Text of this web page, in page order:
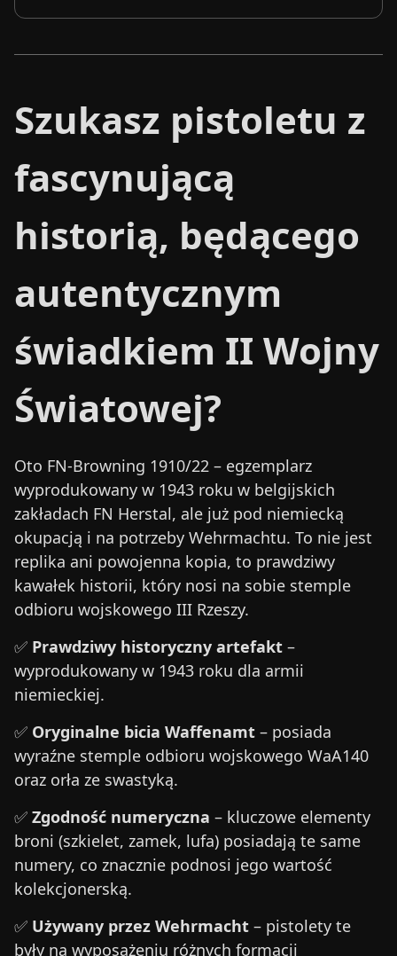
Szukasz pistoletu z
fascynującą
historią, będącego
autentycznym
świadkiem II Wojny
Światowej?
Oto FN-Browning 1910/22 – egzemplarz
wyprodukowany w 1943 roku w belgijskich
zakładach FN Herstal, ale już pod niemiecką
okupacją i na potrzeby Wehrmachtu. To nie jest
replika ani powojenna kopia, to prawdziwy
kawałek historii, który nosi na sobie stemple
odbioru wojskowego III Rzeszy.
✅ Prawdziwy historyczny artefakt –
wyprodukowany w 1943 roku dla armii
niemieckiej.
✅ Oryginalne bicia Waffenamt – posiada
wyraźne stemple odbioru wojskowego WaA140
oraz orła ze swastyką.
✅ Zgodność numeryczna – kluczowe elementy
broni (szkielet, zamek, lufa) posiadają te same
numery, co znacznie podnosi jego wartość
kolekcjonerską.
✅ Używany przez Wehrmacht – pistolety te
były na wyposażeniu różnych formacji